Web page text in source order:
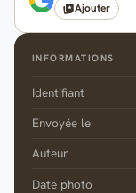
Ajouter
INFORMATIONS
Identifiant
Envoyée le
Auteur
Date photo